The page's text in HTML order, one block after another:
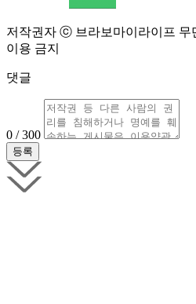
저작권자 ⓒ 브라보마이라이프 무
이용 금지
댓글
0 / 300